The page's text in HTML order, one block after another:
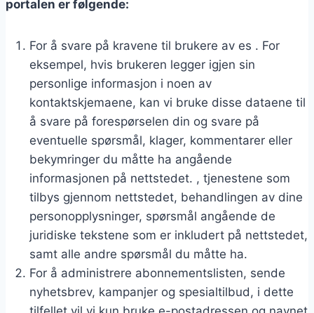
portalen er følgende:
For å svare på kravene til brukere av es . For
eksempel, hvis brukeren legger igjen sin
personlige informasjon i noen av
kontaktskjemaene, kan vi bruke disse dataene til
å svare på forespørselen din og svare på
eventuelle spørsmål, klager, kommentarer eller
bekymringer du måtte ha angående
informasjonen på nettstedet. , tjenestene som
tilbys gjennom nettstedet, behandlingen av dine
personopplysninger, spørsmål angående de
juridiske tekstene som er inkludert på nettstedet,
samt alle andre spørsmål du måtte ha.
For å administrere abonnementslisten, sende
nyhetsbrev, kampanjer og spesialtilbud, i dette